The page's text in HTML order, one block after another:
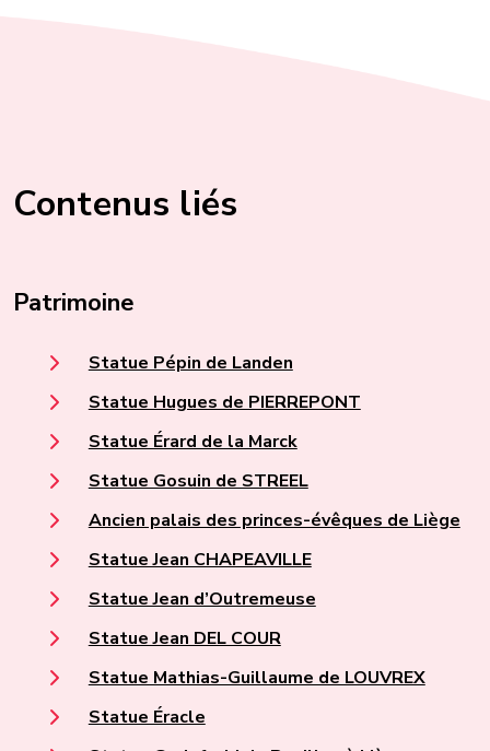
Contenus liés
Patrimoine
Statue Pépin de Landen
Statue Hugues de PIERREPONT
Statue Érard de la Marck
Statue Gosuin de STREEL
Ancien palais des princes-évêques de Liège
Statue Jean CHAPEAVILLE
Statue Jean d’Outremeuse
Statue Jean DEL COUR
Statue Mathias-Guillaume de LOUVREX
Statue Éracle